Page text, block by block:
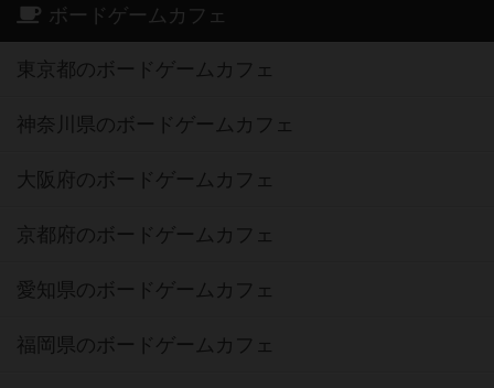
ボードゲームカフェ
東京都のボードゲームカフェ
神奈川県のボードゲームカフェ
大阪府のボードゲームカフェ
京都府のボードゲームカフェ
愛知県のボードゲームカフェ
福岡県のボードゲームカフェ